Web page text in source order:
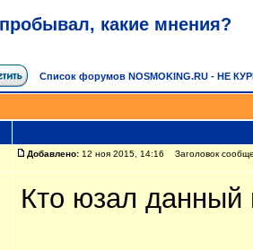
какие мнения?
Список форумов NOSMOKING.RU - НЕ
Добавлено: 12 ноя 2015, 14:16 Заголовок
Кто юзал данный